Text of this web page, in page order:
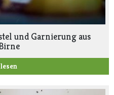
und Garnierung aus